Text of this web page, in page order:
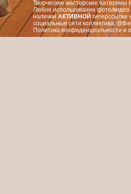
Творческие мастерские
Любое использование фото/видео
наличии АКТИВНОЙ гиперссылки
социальные сети коллектива:
Политика конфиденциальности и